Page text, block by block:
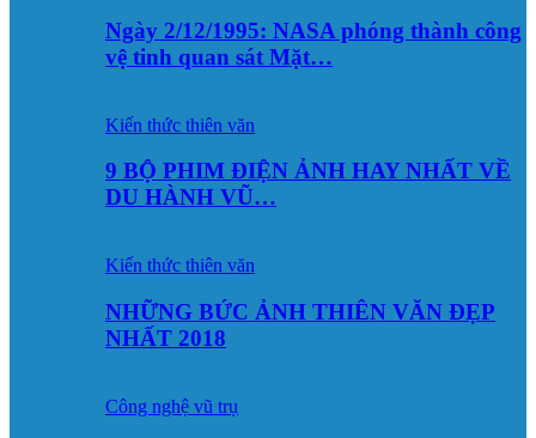
Ngày 2/12/1995: NASA phóng thành công
vệ tinh quan sát Mặt…
Kiến thức thiên văn
9 BỘ PHIM ĐIỆN ẢNH HAY NHẤT VỀ
DU HÀNH VŨ…
Kiến thức thiên văn
NHỮNG BỨC ẢNH THIÊN VĂN ĐẸP
NHẤT 2018
Công nghệ vũ trụ